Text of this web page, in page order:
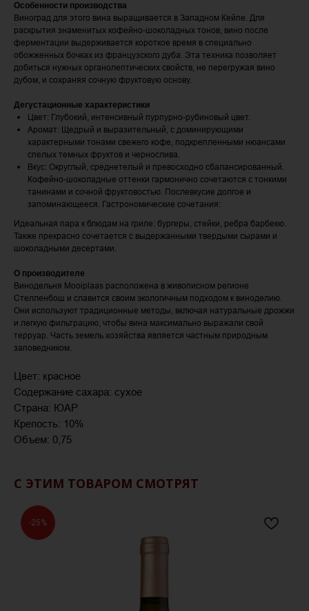
Особенности производства
Виноград для этого вина выращивается в Западном Кейпе. Для
раскрытия знаменитых кофейно-шоколадных тонов, вино после
ферментации выдерживается короткое время в специально
обожженных бочках из французского дуба. Эта техника позволяет
добиться нужных органолептических свойств, не перегружая вино
дубом, и сохраняя сочную фруктовую основу.
Дегустационные характеристики
Цвет: Глубокий, интенсивный пурпурно-рубиновый цвет.
Аромат: Щедрый и выразительный, с доминирующими
характерными тонами свежего кофе, подкрепленными нюансами
спелых темных фруктов и чернослива.
Вкус: Округлый, среднетелый и превосходно сбалансированный.
Кофейно-шоколадные оттенки гармонично сочетаются с тонкими
танинами и сочной фруктовостью. Послевкусие долгое и
запоминающееся. Гастрономические сочетания:
Идеальная пара к блюдам на гриле: бургеры, стейки, ребра барбекю.
Также прекрасно сочетается с выдержанными твердыми сырами и
шоколадными десертами.
О производителе
Винодельня Mooiplaas расположена в живописном регионе
Стелленбош и славится своим экологичным подходом к виноделию.
Они используют традиционные методы, включая натуральные дрожжи
и легкую фильтрацию, чтобы вина максимально выражали свой
терруар. Часть земель хозяйства является частным природным
заповедником.
Цвет: красное
Содержание сахара: сухое
Страна: ЮАР
Крепость: 10%
Объем: 0,75
С ЭТИМ ТОВАРОМ СМОТРЯТ
-25%